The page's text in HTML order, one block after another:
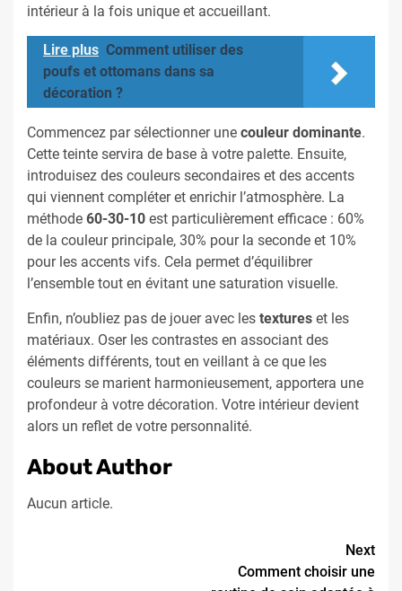
intérieur à la fois unique et accueillant.
Lire plus Comment utiliser des
poufs et ottomans dans sa
décoration ?
Commencez par sélectionner une couleur dominante.
Cette teinte servira de base à votre palette. Ensuite,
introduisez des couleurs secondaires et des accents
qui viennent compléter et enrichir l’atmosphère. La
méthode 60-30-10 est particulièrement efficace : 60%
de la couleur principale, 30% pour la seconde et 10%
pour les accents vifs. Cela permet d’équilibrer
l’ensemble tout en évitant une saturation visuelle.
Enfin, n’oubliez pas de jouer avec les textures et les
matériaux. Oser les contrastes en associant des
éléments différents, tout en veillant à ce que les
couleurs se marient harmonieusement, apportera une
profondeur à votre décoration. Votre intérieur devient
alors un reflet de votre personnalité.
About Author
Aucun article.
Next
Comment choisir une